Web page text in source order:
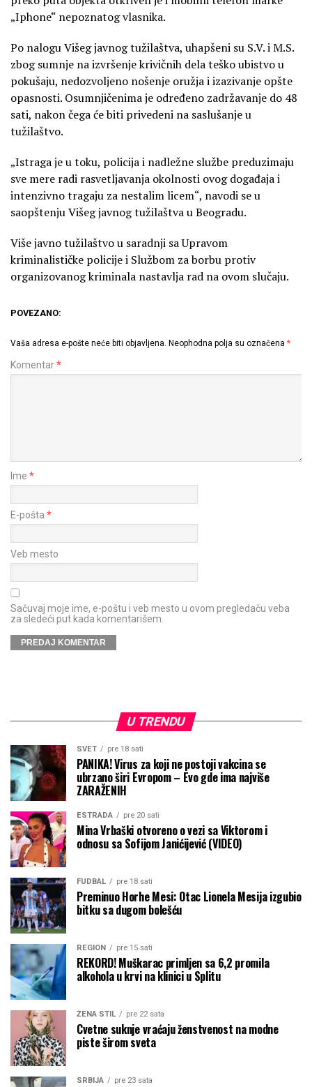
„Iphone“ nepoznatog vlasnika.
Po nalogu Višeg javnog tužilaštva, uhapšeni su S.V. i M.S.
zbog sumnje na izvršenje krivičnih dela teško ubistvo u
pokušaju, nedozvoljeno nošenje oružja i izazivanje opšte
opasnosti. Osumnjičenima je određeno zadržavanje do 48
sati, nakon čega će biti privedeni na saslušanje u
tužilaštvo.
„Istraga je u toku, policija i nadležne službe preduzimaju
sve mere radi rasvetljavanja okolnosti ovog događaja i
intenzivno tragaju za nestalim licem“, navodi se u
saopštenju Višeg javnog tužilaštva u Beogradu.
Više javno tužilaštvo u saradnji sa Upravom
kriminalističke policije i Službom za borbu protiv
organizovanog kriminala nastavlja rad na ovom slučaju.
POVEZANO:
Vaša adresa e-pošte neće biti objavljena. Neophodna polja su označena *
Komentar*
Ime *
E-pošta *
Veb mesto
Sačuvaj moje ime, e-poštu i veb mesto u ovom pregledaču veba
za sledeći put kada komentarišem.
U TRENDU
SVET pre 18 sati
PANIKA! Virus za koji ne postoji vakcina se
ubrzano širi Evropom – Evo gde ima najviše
ZARAŽENIH
ESTRADA pre 20 sati
Mina Vrbaški otvoreno o vezi sa Viktorom i
odnosu sa Sofijom Janićijević (VIDEO)
FUDBAL pre 18 sati
Preminuo Horhe Mesi: Otac Lionela Mesija izgubio
bitku sa dugom bolešću
REGION pre 15 sati
REKORD! Muškarac primljen sa 6,2 promila
alkohola u krvi na klinici u Splitu
ŽENA STIL pre 22 sata
Cvetne suknje vraćaju ženstvenost na modne
piste širom sveta
SRBIJA pre 23 sata